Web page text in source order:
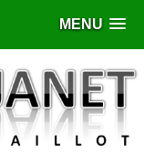
MENU